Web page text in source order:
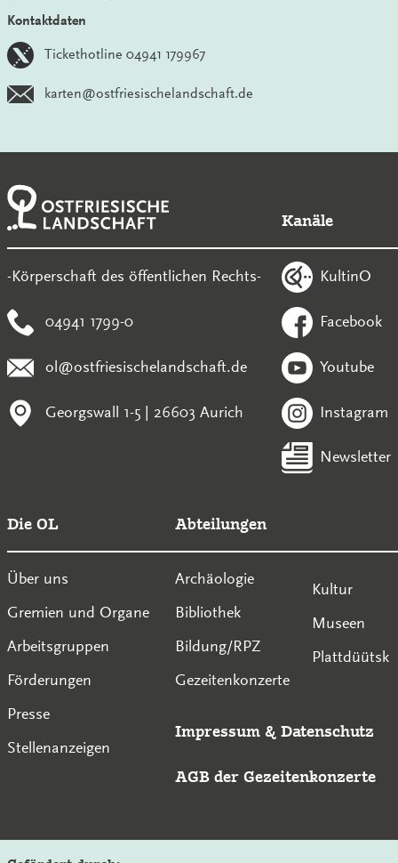
Kontaktdaten
Tickethotline 04941 179967
karten@ostfriesischelandschaft.de
-Körperschaft des öffentlichen Rechts-
04941 1799-0
ol@ostfriesischelandschaft.de
Georgswall 1-5 | 26603 Aurich
Kanäle
KultinO
Facebook
Youtube
Instagram
Newsletter
Die OL
Über uns
Gremien und Organe
Arbeitsgruppen
Förderungen
Presse
Stellenanzeigen
Abteilungen
Archäologie
Bibliothek
Bildung/RPZ
Gezeitenkonzerte
Kultur
Museen
Plattdüütsk
Impressum & Datenschutz
AGB der Gezeitenkonzerte